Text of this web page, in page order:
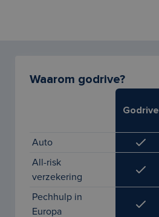
Waarom godrive?
Godrive
Auto
All-risk
verzekering
Pechhulp in
Europa